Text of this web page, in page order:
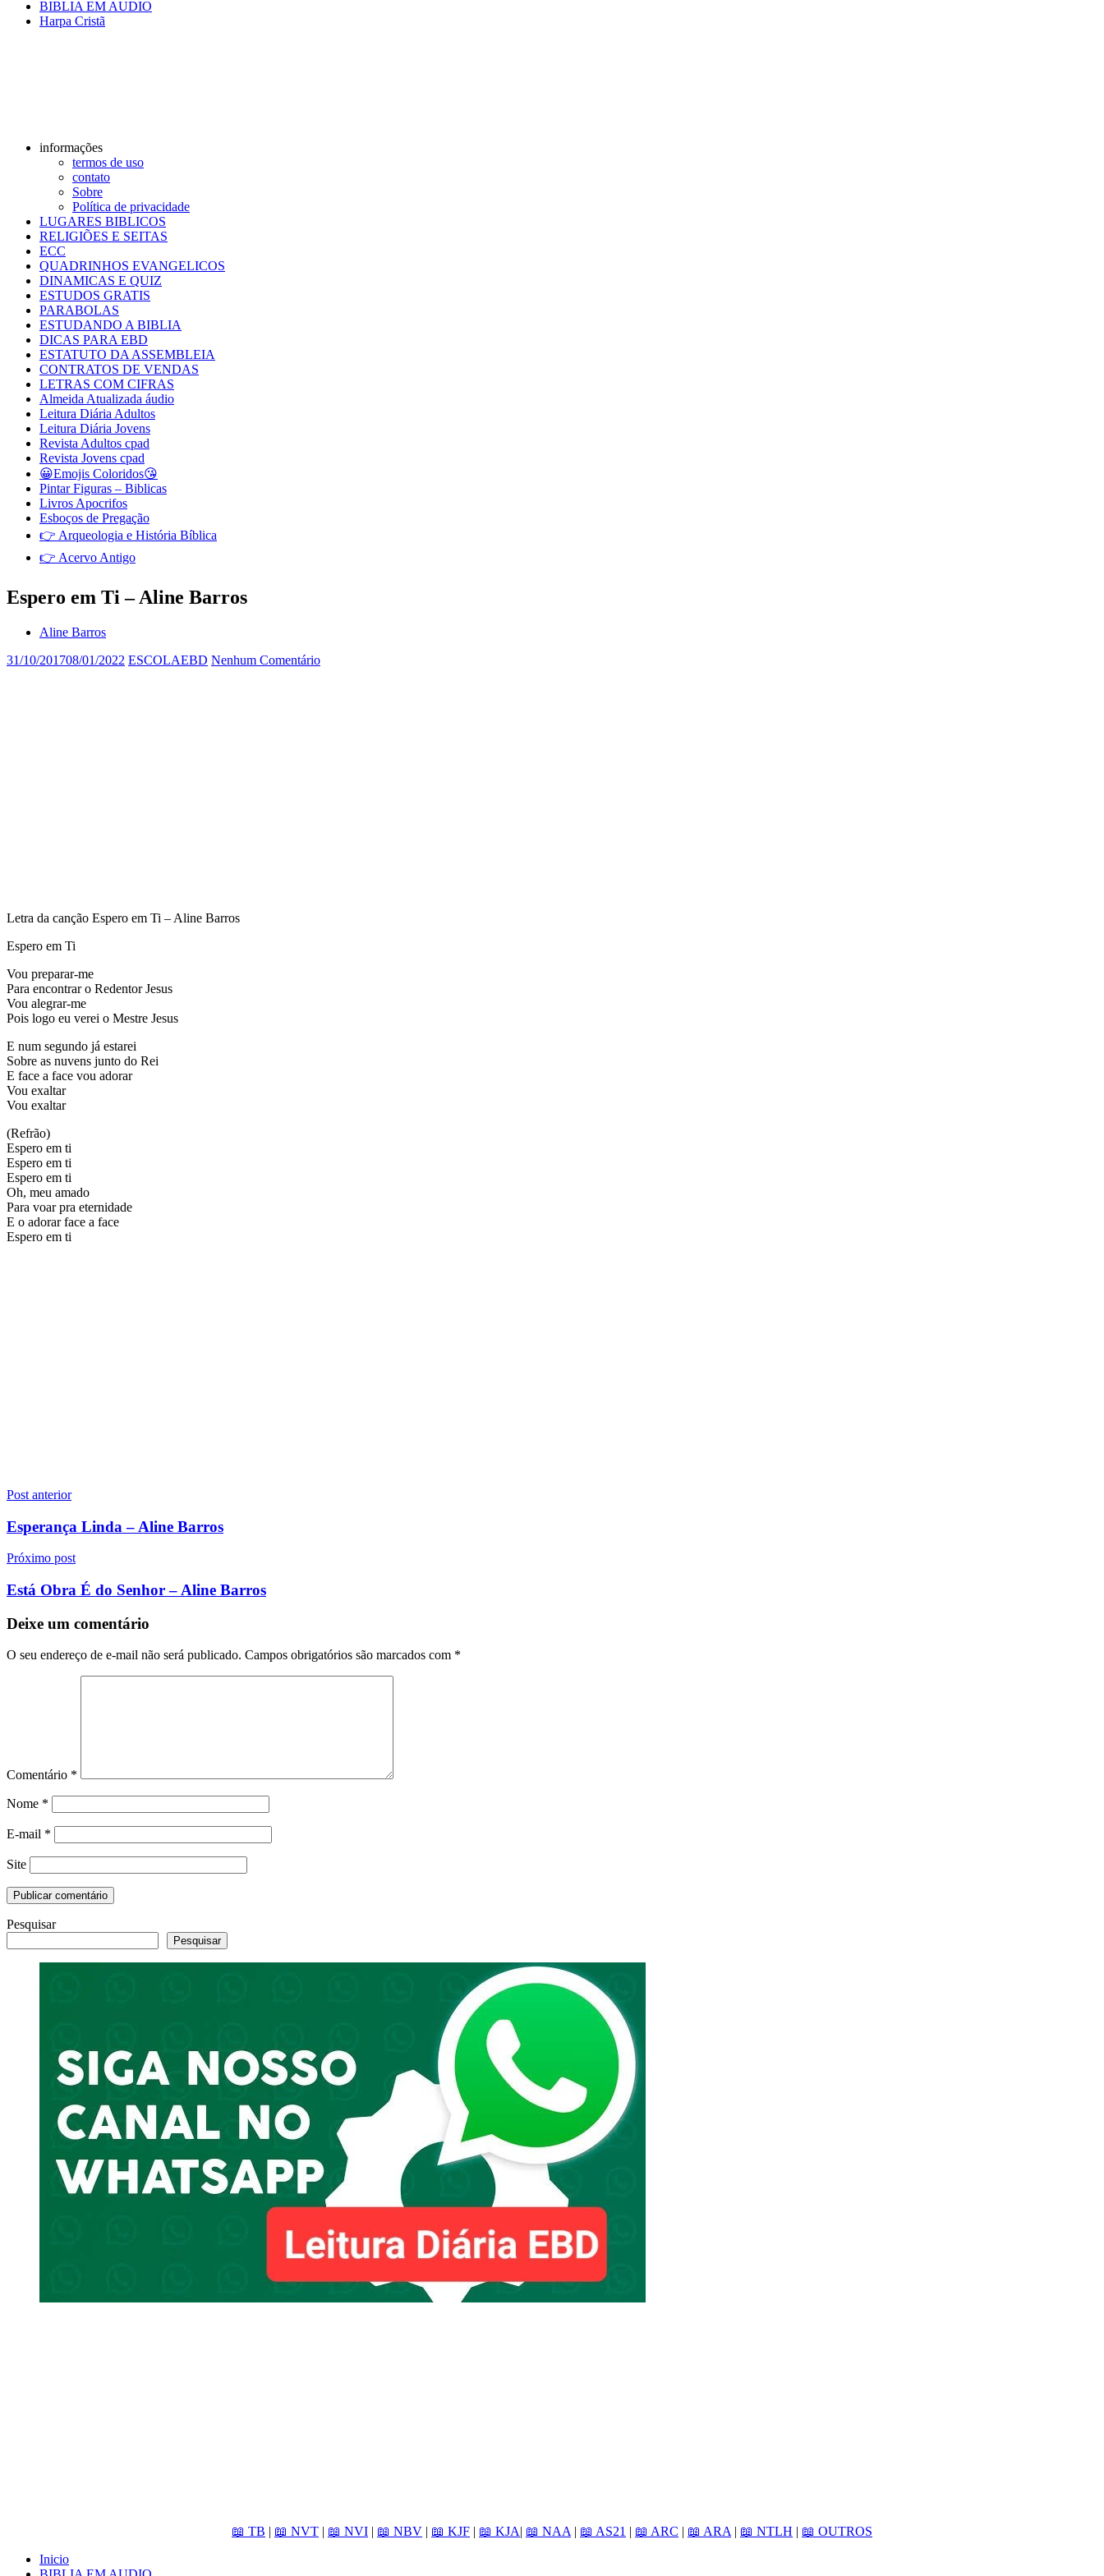
BIBLIA EM AUDIO
Harpa Cristã
informações
termos de uso
contato
Sobre
Política de privacidade
LUGARES BIBLICOS
RELIGIÕES E SEITAS
ECC
QUADRINHOS EVANGELICOS
DINAMICAS E QUIZ
ESTUDOS GRATIS
PARABOLAS
ESTUDANDO A BIBLIA
DICAS PARA EBD
ESTATUTO DA ASSEMBLEIA
CONTRATOS DE VENDAS
LETRAS COM CIFRAS
Almeida Atualizada áudio
Leitura Diária Adultos
Leitura Diária Jovens
Revista Adultos cpad
Revista Jovens cpad
😀Emojis Coloridos😘
Pintar Figuras – Biblicas
Livros Apocrifos
Esboços de Pregação
👉 Arqueologia e História Bíblica
👉 Acervo Antigo
Espero em Ti – Aline Barros
Aline Barros
31/10/201708/01/2022 ESCOLAEBD Nenhum Comentário
Letra da canção Espero em Ti – Aline Barros
Espero em Ti
Vou preparar-me
Para encontrar o Redentor Jesus
Vou alegrar-me
Pois logo eu verei o Mestre Jesus
E num segundo já estarei
Sobre as nuvens junto do Rei
E face a face vou adorar
Vou exaltar
Vou exaltar
(Refrão)
Espero em ti
Espero em ti
Espero em ti
Oh, meu amado
Para voar pra eternidade
E o adorar face a face
Espero em ti
Navegação
de
Post
Post anterior
Esperança Linda – Aline Barros
Próximo post
Está Obra É do Senhor – Aline Barros
Deixe um comentário
O seu endereço de e-mail não será publicado. Campos obrigatórios são marcados com *
Comentário *
Nome *
E-mail *
Site
Pesquisar
Pesquisar
📖 TB | 📖 NVT | 📖 NVI | 📖 NBV | 📖 KJF | 📖 KJA| 📖 NAA| 📖 AS21 | 📖 ARC | 📖 ARA| 📖 NTLH | 📖 OUTROS
Inicio